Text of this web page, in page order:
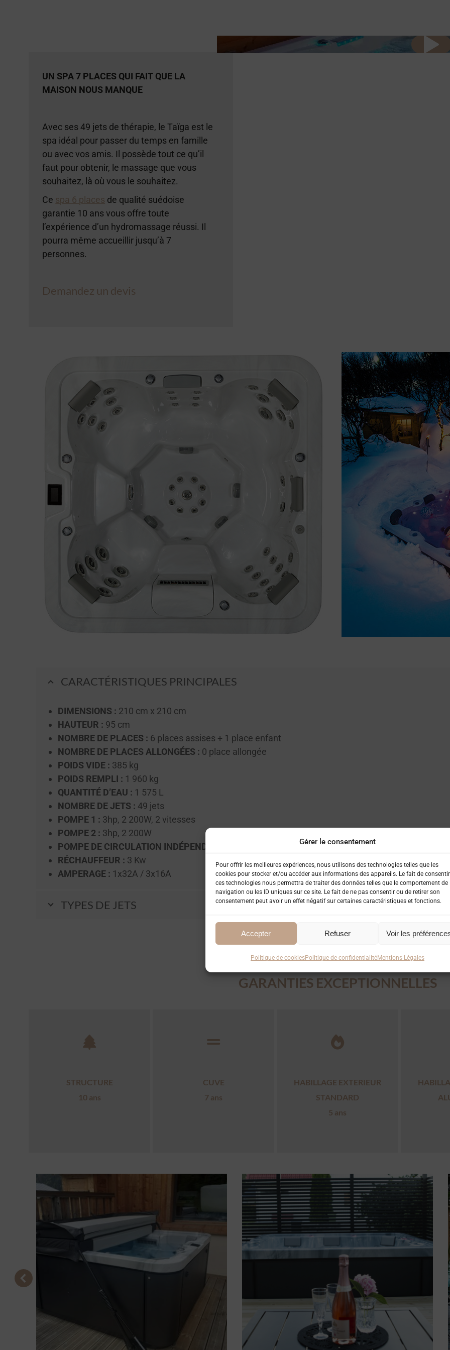
Gérer le consentement
Pour offrir les meilleures expériences, nous utilisons des technologies telles que les
cookies pour stocker et/ou accéder aux informations des appareils. Le fait de
ces technologies nous permettra de traiter des données telles que le comportement de
navigation ou les ID uniques sur ce site. Le fait de ne pas consentir ou de retirer son
consentement peut avoir un effet négatif sur certaines caractéristiques et fonctions.
Accepter Refuser Voir les
Politique de cookiesPolitique de confidentialitéMentions Légales
UN SPA 7 PLACES QUI FAIT QUE LA
MAISON NOUS MANQUE
Avec ses 49 jets de thérapie, le Taïga est le
spa idéal pour passer du temps en famille
ou avec vos amis. Il possède tout ce qu’il
faut pour obtenir, le massage que vous
souhaitez, là où vous le souhaitez.
Ce spa 6 places de qualité suédoise
garantie 10 ans vous offre toute
l’expérience d’un hydromassage réussi. Il
pourra même accueillir jusqu’à 7
personnes.
Demandez un devis
CARACTÉRISTIQUES PRINCIPALES
DIMENSIONS : 210 cm x 210 cm
HAUTEUR : 95 cm
NOMBRE DE PLACES : 6 places assises + 1 place enfant
NOMBRE DE PLACES ALLONGÉES : 0 place allongée
POIDS VIDE : 385 kg
POIDS REMPLI : 1 960 kg
QUANTITÉ D’EAU : 1 575 L
NOMBRE DE JETS : 49 jets
POMPE 1 : 3hp, 2 200W, 2 vitesses
POMPE 2 : 3hp, 2 200W
POMPE DE CIRCULATION INDÉPENDANTE :
RÉCHAUFFEUR : 3 Kw
AMPERAGE : 1x32A / 3x16A
TYPES DE JETS
GARANTIES EXCEPTIONNELLES
STRUCTURE
10 ans
CUVE
7 ans
HABILLAGE EXTERIEUR
STANDARD
5 ans